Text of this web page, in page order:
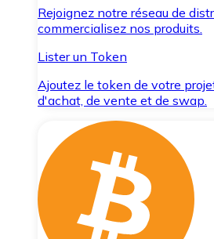
Rejoignez notre réseau de
commercialisez nos produits.
Lister un Token
Ajoutez le token de votre
d'achat, de vente et de swap.